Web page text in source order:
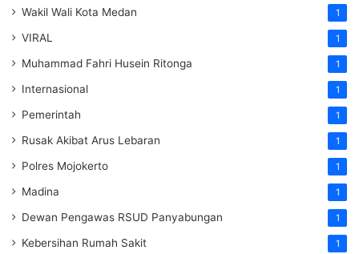
Wakil Wali Kota Medan 1
VIRAL 1
Muhammad Fahri Husein Ritonga 1
Internasional 1
Pemerintah 1
Rusak Akibat Arus Lebaran 1
Polres Mojokerto 1
Madina 1
Dewan Pengawas RSUD Panyabungan 1
Kebersihan Rumah Sakit 1